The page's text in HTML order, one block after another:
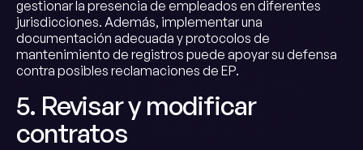
gestionar la presencia de empleados en diferentes
jurisdicciones. Además, implementar una
documentación adecuada y protocolos de
mantenimiento de registros puede apoyar su defensa
contra posibles reclamaciones de EP.
5. Revisar y modificar
contratos